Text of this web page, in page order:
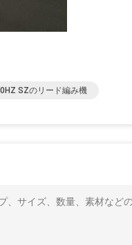
SZのリード編み機
、サイズ、数量、素材など